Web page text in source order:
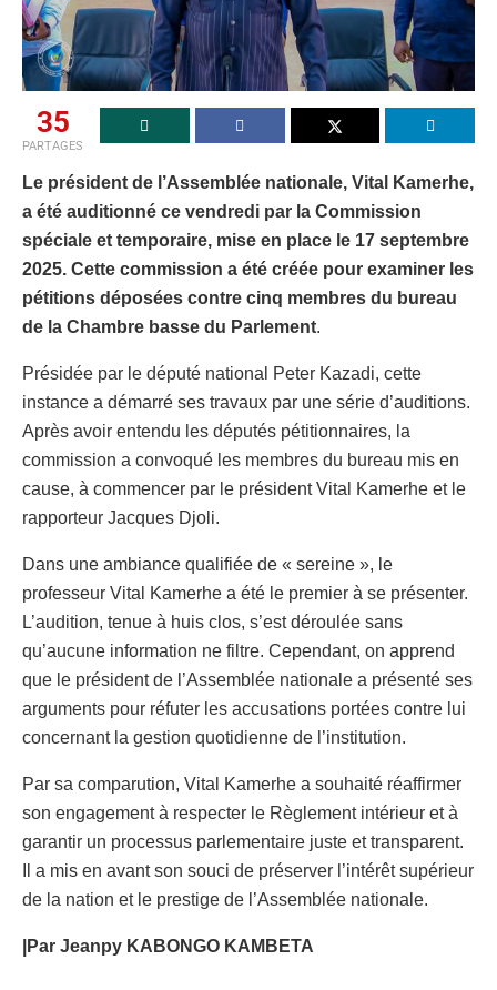
35
PARTAGES
​Le président de l’Assemblée nationale, Vital Kamerhe,
a été auditionné ce vendredi par la Commission
spéciale et temporaire, mise en place le 17 septembre
2025. Cette commission a été créée pour examiner les
pétitions déposées contre cinq membres du bureau
de la Chambre basse du Parlement.​
Présidée par le député national Peter Kazadi, cette
instance a démarré ses travaux par une série d’auditions.
Après avoir entendu les députés pétitionnaires, la
commission a convoqué les membres du bureau mis en
cause, à commencer par le président Vital Kamerhe et le
rapporteur Jacques Djoli.
​Dans une ambiance qualifiée de « sereine », le
professeur Vital Kamerhe a été le premier à se présenter.
L’audition, tenue à huis clos, s’est déroulée sans
qu’aucune information ne filtre. Cependant, on apprend
que le président de l’Assemblée nationale a présenté ses
arguments pour réfuter les accusations portées contre lui
concernant la gestion quotidienne de l’institution.
​Par sa comparution, Vital Kamerhe a souhaité réaffirmer
son engagement à respecter le Règlement intérieur et à
garantir un processus parlementaire juste et transparent.
Il a mis en avant son souci de préserver l’intérêt supérieur
de la nation et le prestige de l’Assemblée nationale.
|Par Jeanpy KABONGO KAMBETA